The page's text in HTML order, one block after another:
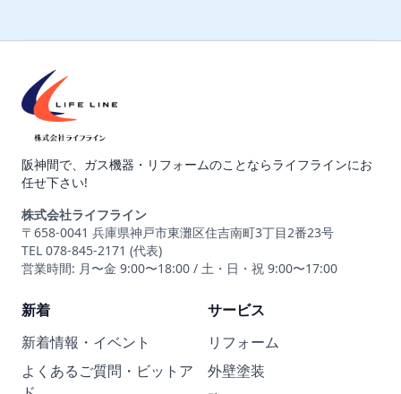
阪神間で、ガス機器・リフォームのことならライフラインにお
任せ下さい!
株式会社ライフライン
〒658-0041 兵庫県神戸市東灘区住吉南町3丁目2番23号
TEL 078-845-2171 (代表)
営業時間: 月〜金 9:00〜18:00 / 土・日・祝 9:00〜17:00
新着
新着情報・イベント
よくあるご質問・ビットア
サービス
リフォーム
外壁塗装